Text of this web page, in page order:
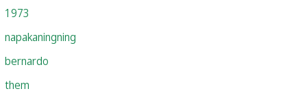
1973
napakaningning
bernardo
them